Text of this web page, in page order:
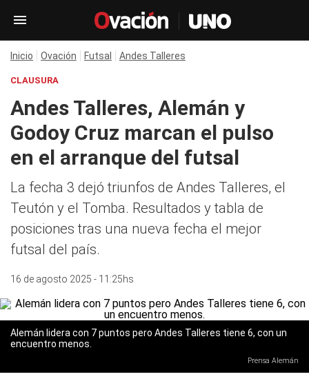
Inicio Ovación Futsal Andes Talleres
CLAUSURA
Andes Talleres, Alemán y
Godoy Cruz marcan el pulso
en el arranque del futsal
La fecha 3 dejó triunfos de Andes Talleres, el
Teutón y el Tomba. Resultados y tabla de
posiciones tras una nueva fecha el mejor
futsal del país.
16 de agosto 2025 - 11:25hs
Alemán lidera con 7 puntos pero Andes Talleres tiene 6, con un
encuentro menos.
Prensa Alemán